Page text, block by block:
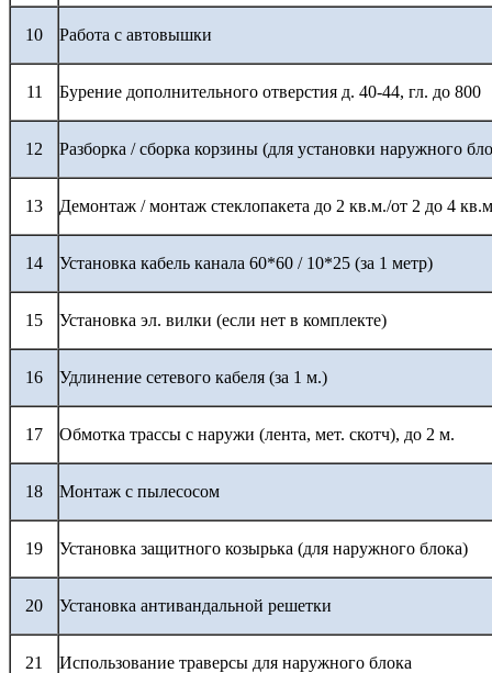
10 Работа с автовышки
11 Бурение дополнительного отверстия д. 40-44, гл. до 800
12 Разборка / сборка корзины (для установки наружного
13 Демонтаж / монтаж стеклопакета до 2 кв.м./от 2 до 4
14 Установка кабель канала 60*60 / 10*25 (за 1 метр)
15 Установка эл. вилки (если нет в комплекте)
16 Удлинение сетевого кабеля (за 1 м.)
17 Обмотка трассы с наружи (лента, мет. скотч), до 2 м.
18 Монтаж с пылесосом
19 Установка защитного козырька (для наружного блока)
20 Установка антивандальной решетки
21 Использование траверсы для наружного блока